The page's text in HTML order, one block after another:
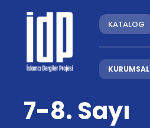
KATALOG
KURUMSAL
7-8. Sayı